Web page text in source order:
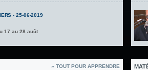
- 25-06-2019
17 au 28 auût
» TOUT POUR APPRENDRE